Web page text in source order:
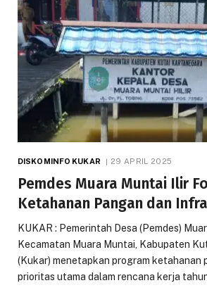
DISKOMINFO KUKAR 29 APRIL 2025
Pemdes Muara Muntai Ilir
Ketahanan Pangan dan
KUKAR : Pemerintah Desa (Pemdes)
Kecamatan Muara Muntai, Kabupaten
(Kukar) menetapkan program ketahanan
prioritas utama dalam rencana kerja